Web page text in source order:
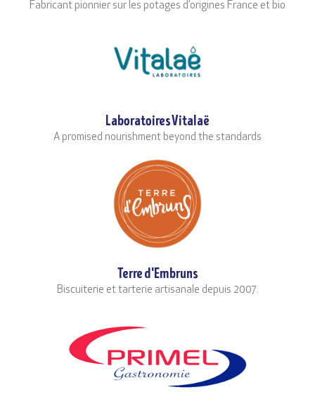
Fabricant pionnier sur les potages d’origines France et bio
Laboratoires Vitalaë
A promised nourishment beyond the standards
Terre d'Embruns
Biscuiterie et tarterie artisanale depuis 2007.